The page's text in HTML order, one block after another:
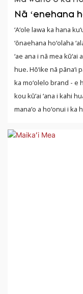
Nā ʻenehana
ʻAʻole lawa ka hana
ʻōnaehana hoʻolaha
ʻae ana i nā mea kūʻai
hue. Hōʻike nā pānaʻi
ka moʻolelo brand - e
kou kūʻai ʻana i kahi
manaʻo a hoʻonui i ka